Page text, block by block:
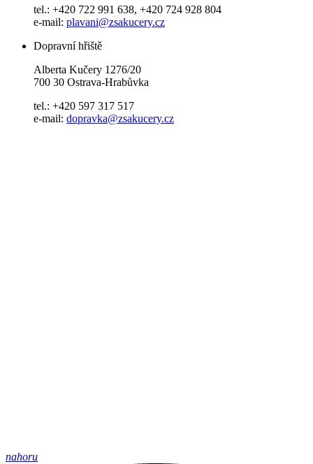
tel.: +420 722 991 638, +420 724 928 804
e-mail: plavani@zsakucery.cz
Dopravní hřiště
Alberta Kučery 1276/20
700 30 Ostrava-Hrabůvka
tel.: +420 597 317 517
e-mail: dopravka@zsakucery.cz
nahoru